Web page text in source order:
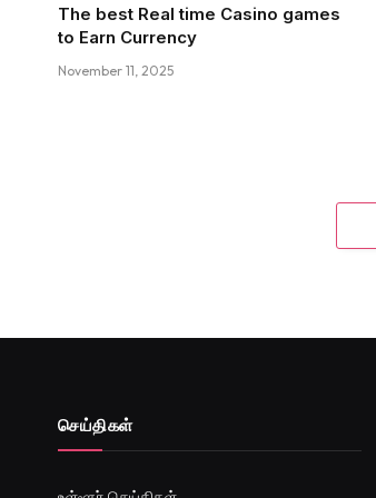
The best Real time Casino games
to Earn Currency
November 11, 2025
செய்திகள்